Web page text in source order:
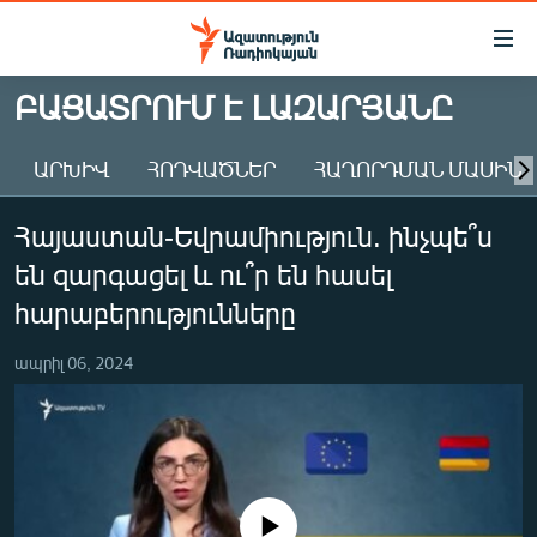
Մատչելիության
Անցնել
հիմնական
Անցնել
հիմնական
մենյուին
Որոնում
ԱԶԱՏՈՒԹՅՈՒՆ TV
ՀԱՅԱՍՏԱՆ
ԸՆՏՐՈՒԹՅՈՒՆՆԵՐ 2026
ԻՐԱՎՈՒՆՔ
ՏՆՏԵՍՈՒԹՅՈՒՆ
ՂԱՐԱԲԱՂ
ՊԱՏԵՐԱԶՄԻ 6 ՇԱԲԱԹՆԵՐԸ
ՏԱՐԱԾԱՇՐՋԱՆ
ԲԱՑԱՏՐՈՒՄ Է ԼԱԶԱՐՅԱՆԸ
ԱՐԽԻՎ ՀՈԴՎԱԾՆԵՐ ՀԱՂՈՐԴՄԱՆ ՄԱՍԻՆ
Հայաստան-Եվրամիություն. ինչպե՞ս
են զարգացել և ու՞ր են հասել
հարաբերությունները
ապրիլ 06, 2024
No media source currently available